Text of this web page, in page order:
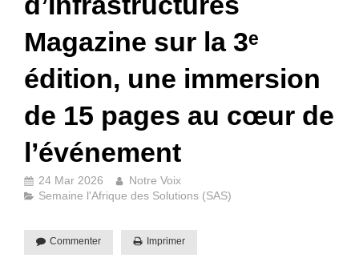
Magazine sur la 3ᵉ
édition, une immersion
de 15 pages au cœur de
l’événement
24 Mar 2026
Notre Voix
Semaine l'Afrique des Solutions (SAS)
Commenter Imprimer